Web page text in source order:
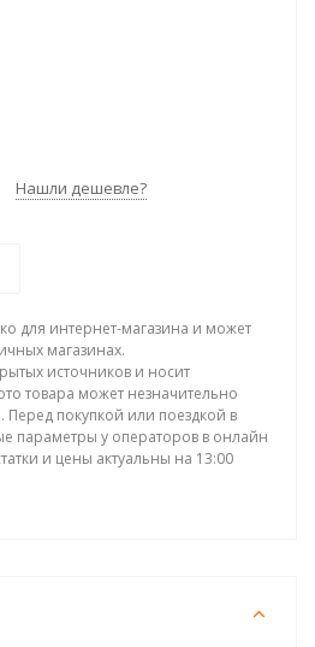
Нашли дешевле?
для интернет-магазина и может
магазинах.
источников и носит
товара может незначительно
Перед покупкой или поездкой в
параметры у операторов в онлайн
и цены актуальны на 13:00